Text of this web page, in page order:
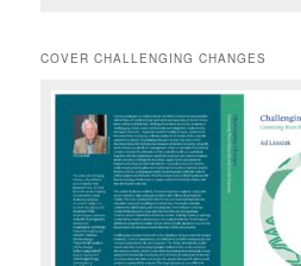
COVER CHALLENGING CHANGES